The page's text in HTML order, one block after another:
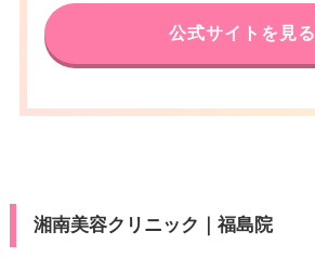
公式サイトを見る
湘南美容クリニック｜福島院